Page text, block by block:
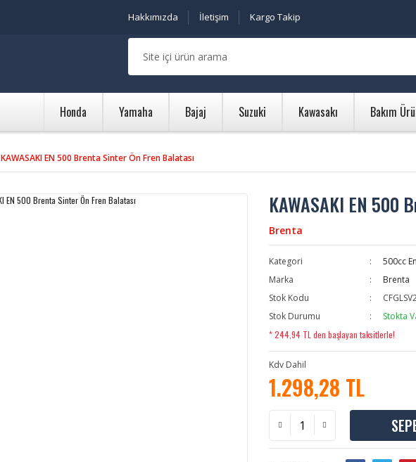
Hakkımızda İletişim Kargo Takip
Honda Yamaha Bajaj Suzuki Kawasakı Bakım
KAWASAKI EN 500 Brenta Sinter Ön Fren Balatası
KAWASAKI EN 500
Brenta
Kategori
500cc En
Marka
Brenta
Stok Kodu
Stok Durumu
Stokta
* 244,94 TL den başlayan taksitlerle!
Kdv Dahil
1.298,28 TL